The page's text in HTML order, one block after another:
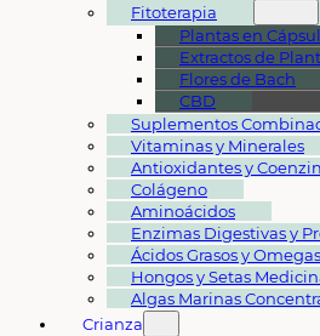
Fitoterapia
Plantas en
Extractos de
Flores de Bach
CBD
Suplementos
Vitaminas y Minerales
Antioxidantes y
Colágeno
Aminoácidos
Enzimas Digestivas y
Ácidos Grasos y Omegas
Hongos y Setas
Algas Marinas
Crianza